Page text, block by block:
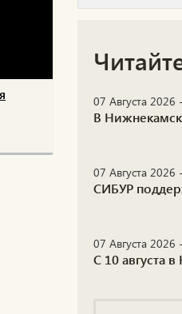
07 Августа 2026
В
07 Августа 2026
СИБУР
07 Августа 2026
С 10 августа